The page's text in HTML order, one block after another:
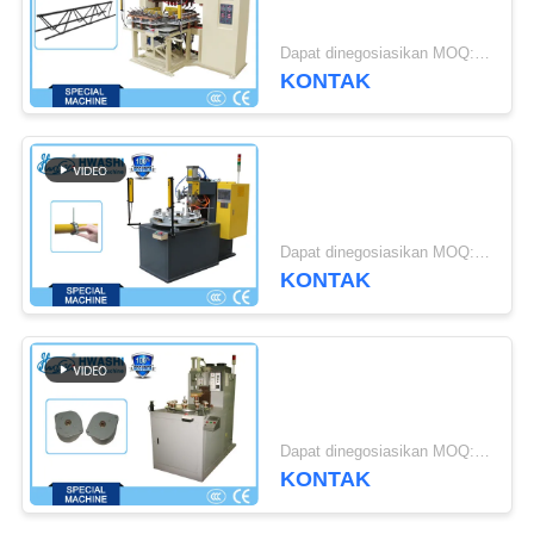
KEBIJAKAN
PRIBADI
Mesin Las IBC
Robot Pengelasan
Industri
238
Dapat dinegosiasikan MOQ:1 set
KONTAK
Dapat dinegosiasikan MOQ:1 set
KONTAK
Dapat dinegosiasikan MOQ:1 set
KONTAK